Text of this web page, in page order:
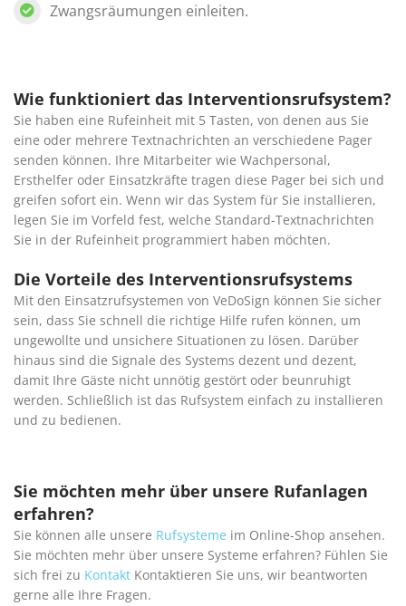
Zwangsräumungen einleiten.
Wie funktioniert das Interventionsrufsystem?
Sie haben eine Rufeinheit mit 5 Tasten, von denen aus Sie
eine oder mehrere Textnachrichten an verschiedene Pager
senden können. Ihre Mitarbeiter wie Wachpersonal,
Ersthelfer oder Einsatzkräfte tragen diese Pager bei sich und
greifen sofort ein. Wenn wir das System für Sie installieren,
legen Sie im Vorfeld fest, welche Standard-Textnachrichten
Sie in der Rufeinheit programmiert haben möchten.
Die Vorteile des Interventionsrufsystems
Mit den Einsatzrufsystemen von VeDoSign können Sie sicher
sein, dass Sie schnell die richtige Hilfe rufen können, um
ungewollte und unsichere Situationen zu lösen. Darüber
hinaus sind die Signale des Systems dezent und dezent,
damit Ihre Gäste nicht unnötig gestört oder beunruhigt
werden. Schließlich ist das Rufsystem einfach zu installieren
und zu bedienen.
Sie möchten mehr über unsere Rufanlagen
erfahren?
Sie können alle unsere Rufsysteme im Online-Shop ansehen.
Sie möchten mehr über unsere Systeme erfahren? Fühlen Sie
sich frei zu Kontakt Kontaktieren Sie uns, wir beantworten
gerne alle Ihre Fragen.